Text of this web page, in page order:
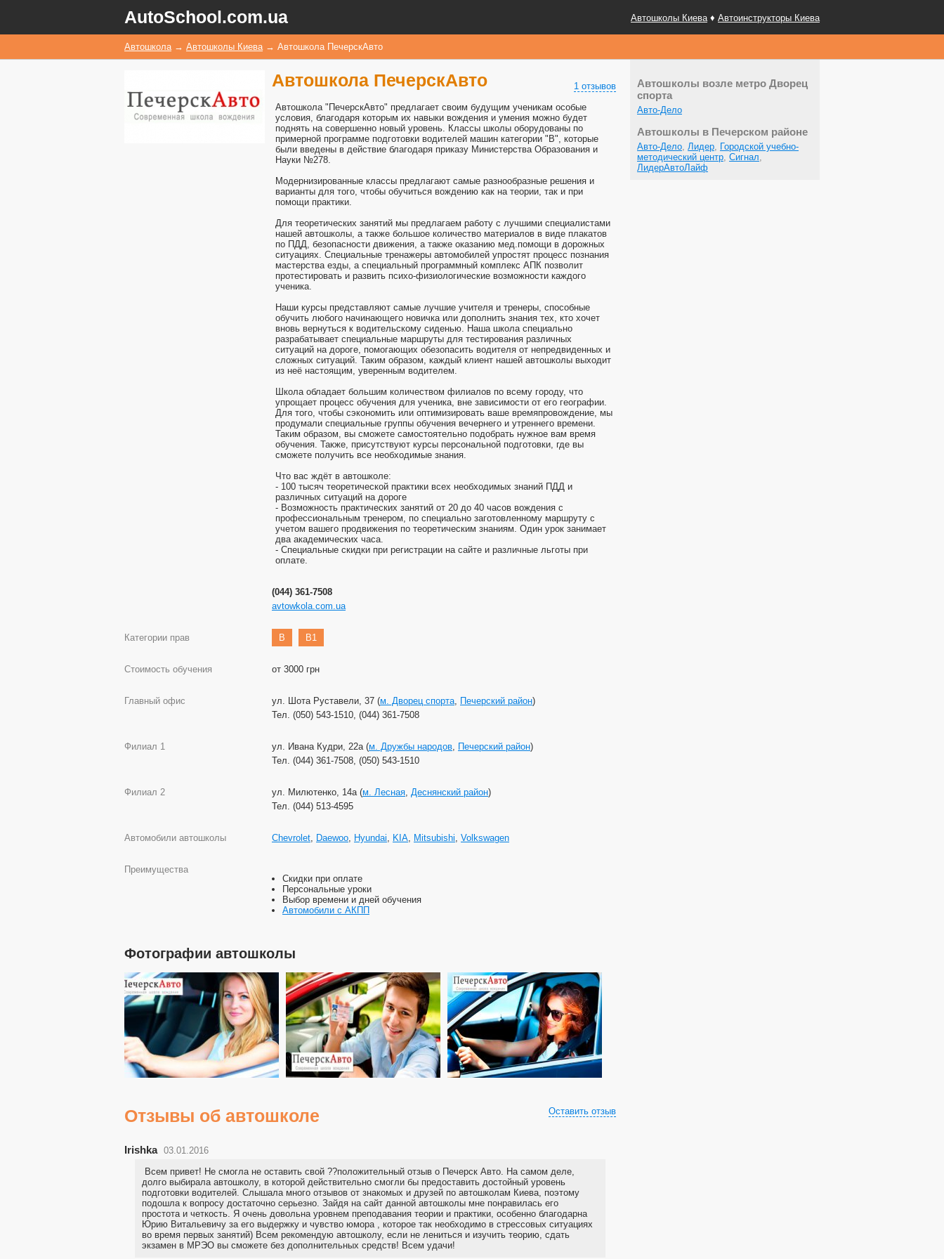
AutoSchool.com.ua Автошколы Киева♦ Автоинструкторы Киева
Автошкола → Автошколы Киева → Автошкола ПечерскАвто
Автошкола ПечерскАвто
1 отзывов
Автошкола "ПечерскАвто" предлагает своим будущим ученикам особые
условия, благодаря которым их навыки вождения и умения можно будет
поднять на совершенно новый уровень. Классы школы оборудованы по
примерной программе подготовки водителей машин категории "B", которые
были введены в действие благодаря приказу Министерства Образования и
Науки №278.
Модернизированные классы предлагают самые разнообразные решения и
варианты для того, чтобы обучиться вождению как на теории, так и при
помощи практики.
Для теоретических занятий мы предлагаем работу с лучшими специалистами
нашей автошколы, а также большое количество материалов в виде плакатов
по ПДД, безопасности движения, а также оказанию мед.помощи в дорожных
ситуациях. Специальные тренажеры автомобилей упростят процесс познания
мастерства езды, а специальный программный комплекс АПК позволит
протестировать и развить психо-физиологические возможности каждого
ученика.
Наши курсы представляют самые лучшие учителя и тренеры, способные
обучить любого начинающего новичка или дополнить знания тех, кто хочет
вновь вернуться к водительскому сиденью. Наша школа специально
разрабатывает специальные маршруты для тестирования различных
ситуаций на дороге, помогающих обезопасить водителя от непредвиденных и
сложных ситуаций. Таким образом, каждый клиент нашей автошколы выходит
из неё настоящим, уверенным водителем.
Школа обладает большим количеством филиалов по всему городу, что
упрощает процесс обучения для ученика, вне зависимости от его географии.
Для того, чтобы сэкономить или оптимизировать ваше времяпровождение, мы
продумали специальные группы обучения вечернего и утреннего времени.
Таким образом, вы сможете самостоятельно подобрать нужное вам время
обучения. Также, присутствуют курсы персональной подготовки, где вы
сможете получить все необходимые знания.
Что вас ждёт в автошколе:
- 100 тысяч теоретической практики всех необходимых знаний ПДД и
различных ситуаций на дороге
- Возможность практических занятий от 20 до 40 часов вождения с
профессиональным тренером, по специально заготовленному маршруту с
учетом вашего продвижения по теоретическим знаниям. Один урок занимает
два академических часа.
- Специальные скидки при регистрации на сайте и различные льготы при
оплате.
(044) 361-7508
avtowkola.com.ua
Категории прав B B1
Стоимость обучения от 3000 грн
Главный офис ул. Шота Руставели, 37 (м. Дворец спорта, Печерский район)
Тел. (050) 543-1510, (044) 361-7508
Филиал 1 ул. Ивана Кудри, 22а (м. Дружбы народов, Печерский район)
Тел. (044) 361-7508, (050) 543-1510
Филиал 2 ул. Милютенко, 14а (м. Лесная, Деснянский район)
Тел. (044) 513-4595
Автомобили автошколы Chevrolet, Daewoo, Hyundai, KIA, Mitsubishi, Volkswagen
Преимущества
Скидки при оплате
Персональные уроки
Выбор времени и дней обучения
Автомобили с АКПП
Фотографии автошколы
Отзывы об автошколе Оставить отзыв
Irishka 03.01.2016
Всем привет! Не смогла не оставить свой ??положительный отзыв о Печерск Авто. На самом деле,
долго выбирала автошколу, в которой действительно смогли бы предоставить достойный уровень
подготовки водителей. Слышала много отзывов от знакомых и друзей по автошколам Киева, поэтому
подошла к вопросу достаточно серьезно. Зайдя на сайт данной автошколы мне понравилась его
простота и четкость. Я очень довольна уровнем преподавания теории и практики, особенно благодарна
Юрию Витальевичу за его выдержку и чувство юмора , которое так необходимо в стрессовых ситуациях
во время первых занятий) Всем рекомендую автошколу, если не лениться и изучить теорию, сдать
экзамен в МРЭО вы сможете без дополнительных средств! Всем удачи!
Автошколы возле метро Дворец
спорта
Авто-Дело
Автошколы в Печерском районе
Авто-Дело, Лидер, Городской учебно-
методический центр, Сигнал,
ЛидерАвтоЛайф